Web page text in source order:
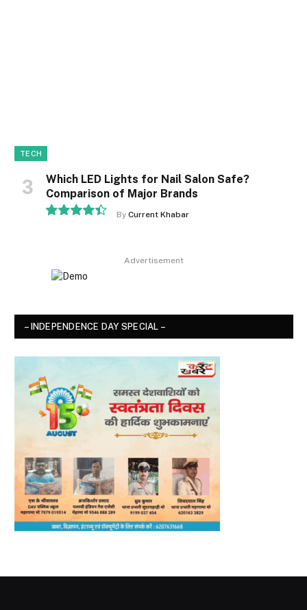
TECH
Which LED Lights for Nail Salon Safe?
Comparison of Major Brands
By Current Khabar
Advertisement
– INDEPENDENCE DAY SPECIAL –